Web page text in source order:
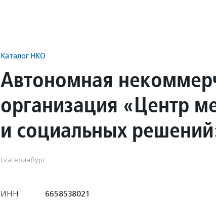
Каталог НКО
Автономная
организация «Центр
и социальных
Екатеринбург
ИНН
6658538021